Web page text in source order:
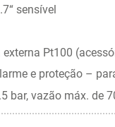
sensível
Pt100
e proteção –
bar, vazão máx. de